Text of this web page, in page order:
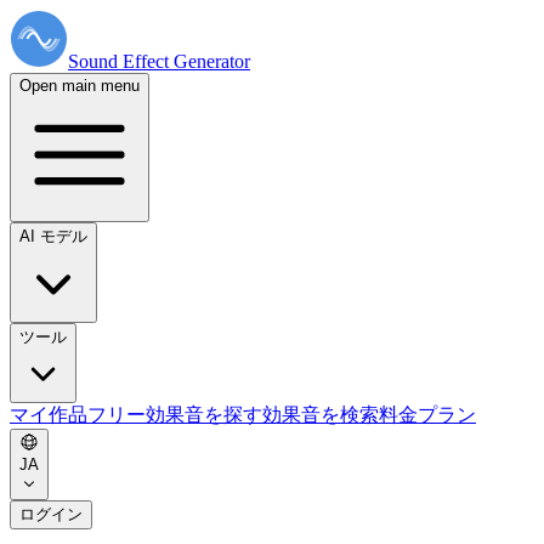
Sound Effect Generator
Open main menu
AI モデル
ツール
マイ作品フリー効果音を探す効果音を検索料金プラン
JA
ログイン